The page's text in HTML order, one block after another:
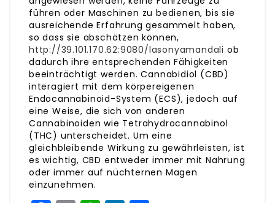
führen oder Maschinen zu bedienen, bis sie
ausreichende Erfahrung gesammelt haben,
so dass sie abschätzen können,
http://39.101.170.62:9080/lasonyamandali ob
dadurch ihre entsprechenden Fähigkeiten
beeinträchtigt werden. Cannabidiol (CBD)
interagiert mit dem körpereigenen
Endocannabinoid-System (ECS), jedoch auf
eine Weise, die sich von anderen
Cannabinoiden wie Tetrahydrocannabinol
(THC) unterscheidet. Um eine
gleichbleibende Wirkung zu gewährleisten, ist
es wichtig, CBD entweder immer mit Nahrung
oder immer auf nüchternen Magen
einzunehmen.